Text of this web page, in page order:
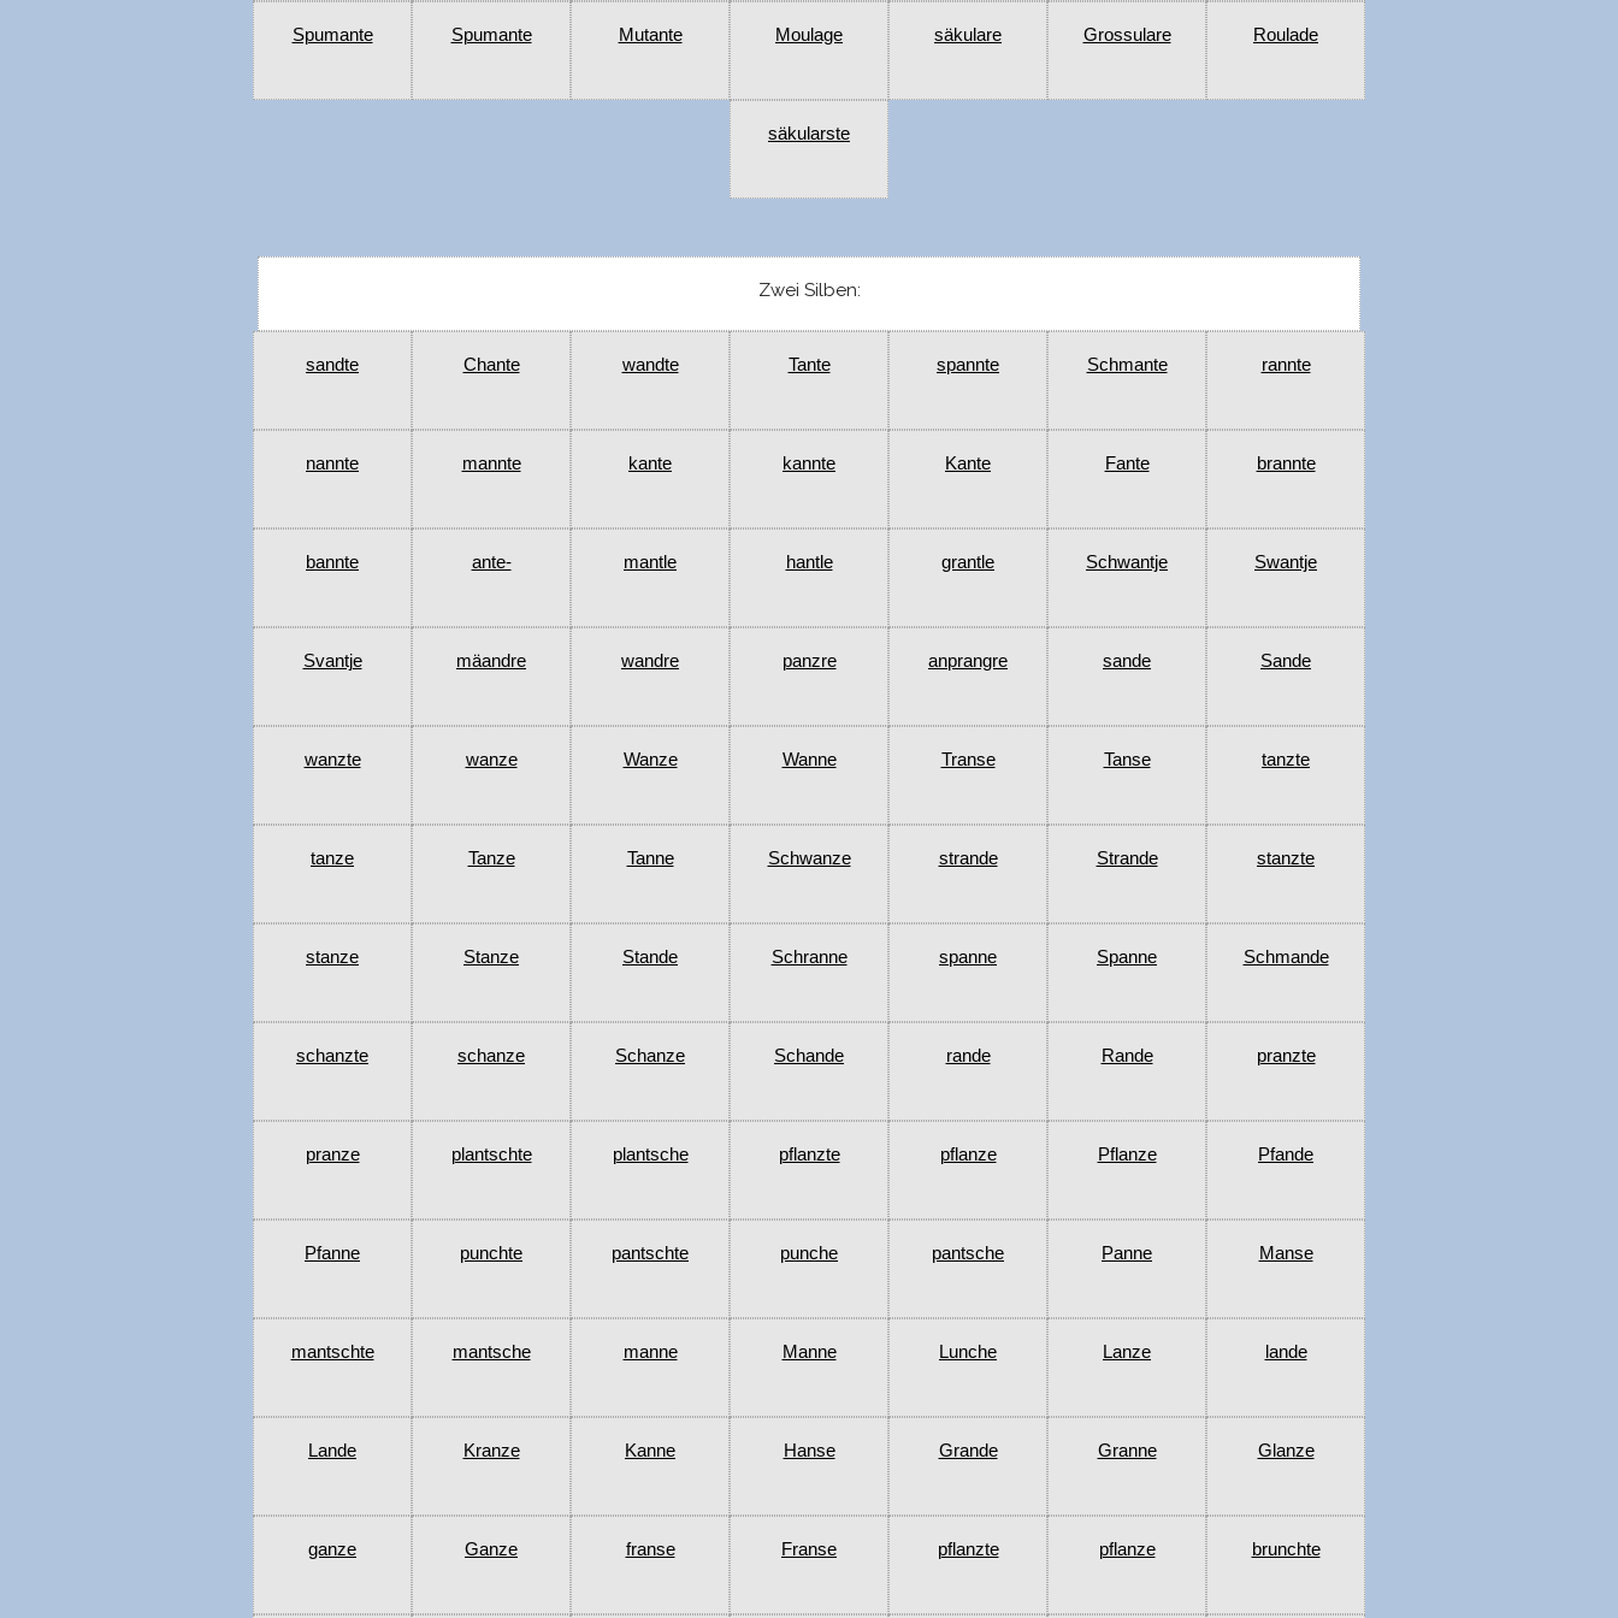
Spumante Spumante Mutante Moulage säkulare Grossulare Roulade
säkularste
Zwei Silben:
sandte Chante wandte Tante spannte Schmante rannte
nannte mannte kante kannte Kante Fante brannte
bannte ante- mantle hantle grantle Schwantje Swantje
Svantje mäandre wandre panzre anprangre sande Sande
wanzte wanze Wanze Wanne Transe Tanse tanzte
tanze Tanze Tanne Schwanze strande Strande stanzte
stanze Stanze Stande Schranne spanne Spanne Schmande
schanzte schanze Schanze Schande rande Rande pranzte
pranze plantschte plantsche pflanzte pflanze Pflanze Pfande
Pfanne punchte pantschte punche pantsche Panne Manse
mantschte mantsche manne Manne Lunche Lanze lande
Lande Kranze Kanne Hanse Grande Granne Glanze
ganze Ganze franse Franse pflanzte pflanze brunchte